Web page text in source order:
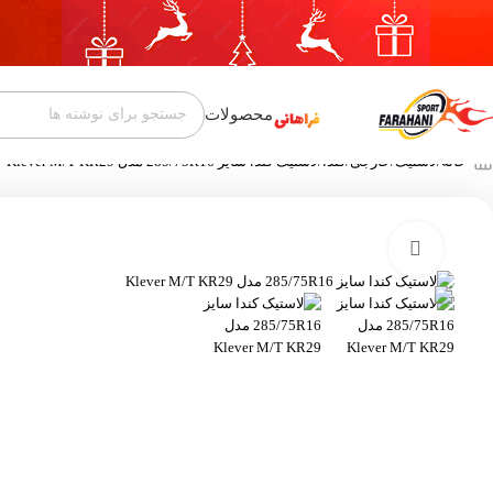
محصولات
خانه لاستیک خارجی کندا لاستیک کندا سایز 285/75R16 مدل Klever M/T KR29